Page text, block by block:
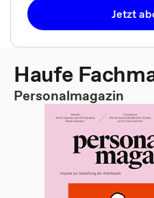
Jetzt
Haufe
Personalmagazin